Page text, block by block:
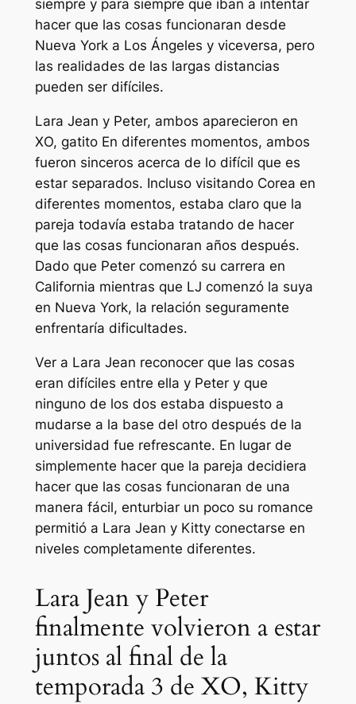
siempre y para siempre que iban a intentar
hacer que las cosas funcionaran desde
Nueva York a Los Ángeles y viceversa, pero
las realidades de las largas distancias
pueden ser difíciles.
Lara Jean y Peter, ambos aparecieron en
XO, gatitoEn diferentes momentos, ambos
fueron sinceros acerca de lo difícil que es
estar separados. Incluso visitando Corea en
diferentes momentos, estaba claro que la
pareja todavía estaba tratando de hacer
que las cosas funcionaran años después.
Dado que Peter comenzó su carrera en
California mientras que LJ comenzó la suya
en Nueva York, la relación seguramente
enfrentaría dificultades.
Ver a Lara Jean reconocer que las cosas
eran difíciles entre ella y Peter y que
ninguno de los dos estaba dispuesto a
mudarse a la base del otro después de la
universidad fue refrescante. En lugar de
simplemente hacer que la pareja decidiera
hacer que las cosas funcionaran de una
manera fácil, enturbiar un poco su romance
permitió a Lara Jean y Kitty conectarse en
niveles completamente diferentes.
Lara Jean y Peter
finalmente volvieron a estar
juntos al final de la
temporada 3 de XO, Kitty